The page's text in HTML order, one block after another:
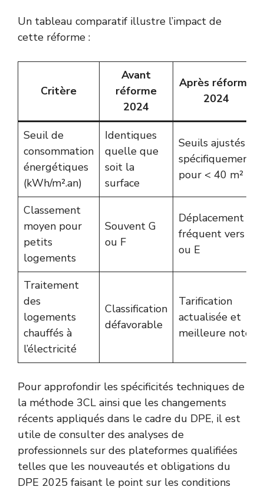
Un tableau comparatif illustre l’impact de
cette réforme :
Critère
Avant
réforme
2024
Après réforme
2024
Seuil de
consommation
énergétiques
(kWh/m².an)
Identiques
quelle que
soit la
surface
Seuils ajustés
spécifiquement
pour < 40 m²
Classement
moyen pour
petits
logements
Souvent G
ou F
Déplacement
fréquent vers F
ou E
Traitement
des
logements
chauffés à
l’électricité
Classification
défavorable
Tarification
actualisée et
meilleure note
Pour approfondir les spécificités techniques de
la méthode 3CL ainsi que les changements
récents appliqués dans le cadre du DPE, il est
utile de consulter des analyses de
professionnels sur des plateformes qualifiées
telles que les nouveautés et obligations du
DPE 2025 faisant le point sur les conditions